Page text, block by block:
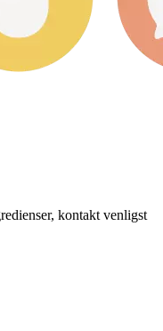
kontakt venligst